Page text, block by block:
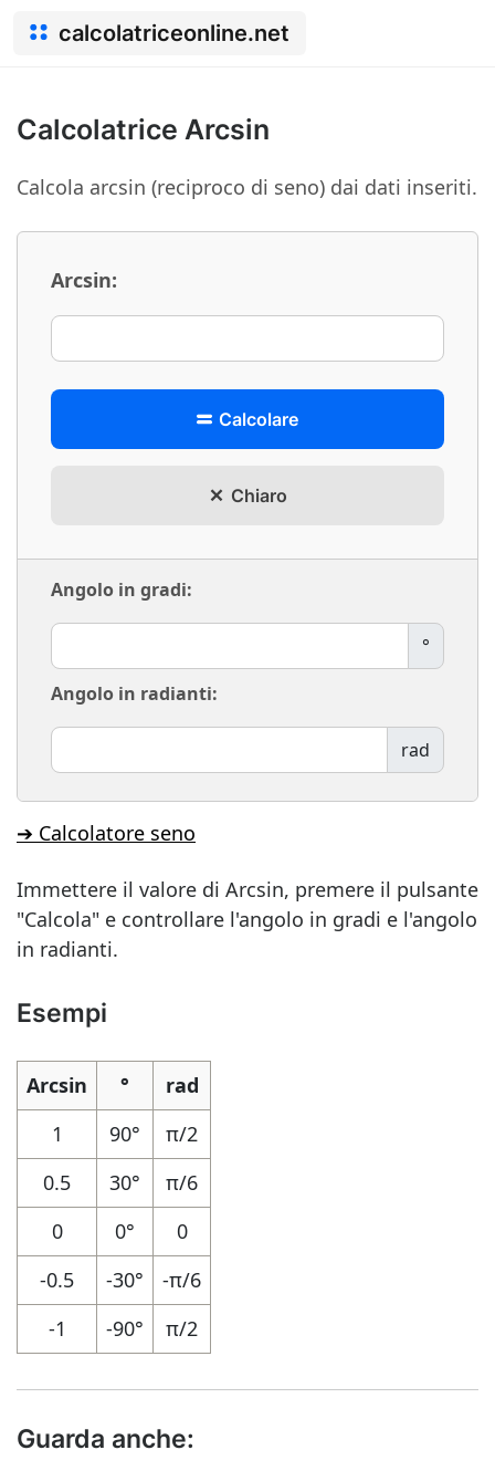
calcolatriceonline.net
Calcolatrice Arcsin
Calcola arcsin (reciproco di seno) dai dati inseriti.
Arcsin:
Calcolare
Chiaro
Angolo in gradi:
°
Angolo in radianti:
rad
➔ Calcolatore seno
Immettere il valore di Arcsin, premere il pulsante
"Calcola" e controllare l'angolo in gradi e l'angolo
in radianti.
Esempi
Arcsin °
rad
1
90°
π/2
0.5
30°
π/6
0
0°
0
-0.5
-30°
-π/6
-1
-90° π/2
Guarda anche: